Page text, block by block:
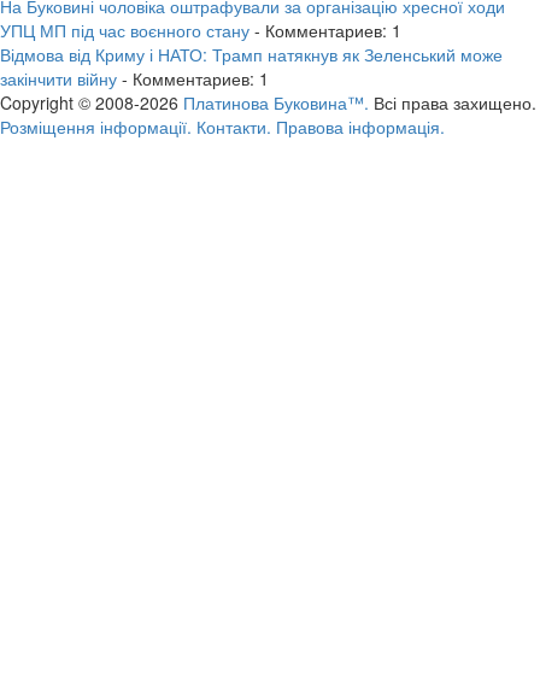
На Буковині чоловіка оштрафували за організацію хресної ходи
УПЦ МП під час воєнного стану - Комментариев: 1
Відмова від Криму і НАТО: Трамп натякнув як Зеленський може
закінчити війну - Комментариев: 1
Copyright © 2008-2026 Платинова Буковина™. Всі права захищено.
Розміщення інформації. Контакти. Правова інформація.